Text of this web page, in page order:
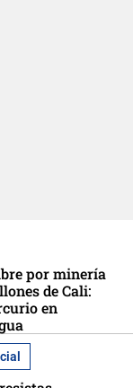
por minería
de Cali:
en